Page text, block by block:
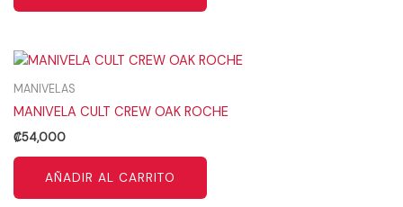
MANIVELAS
MANIVELA CULT CREW OAK ROCHE
₡54,000
AÑADIR AL CARRITO